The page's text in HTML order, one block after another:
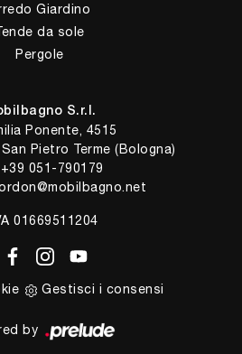
Giardino
da sole
Pergole
S.r.l.
Ponente, 4515
Pietro Terme (Bologna)
+39 051-790179
01669511204
Gestisci i consensi
by